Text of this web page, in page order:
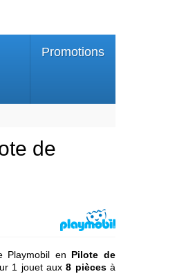
Promotions
de
Playmobil en Pilote de
1 jouet aux8 piècesà